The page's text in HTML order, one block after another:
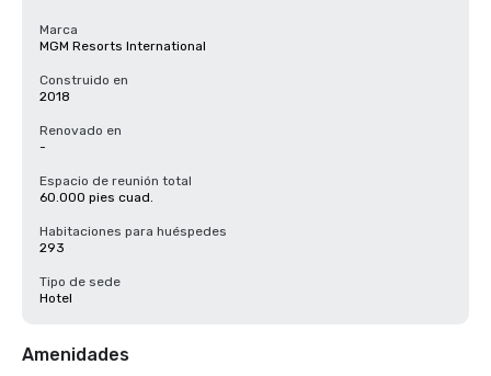
Marca
MGM Resorts International
Construido en
2018
Renovado en
-
Espacio de reunión total
60.000 pies cuad.
Habitaciones para huéspedes
293
Tipo de sede
Hotel
Amenidades